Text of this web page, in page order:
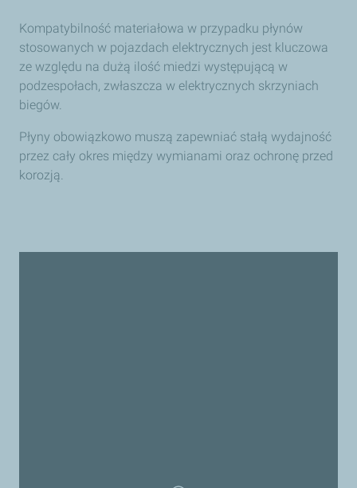
Kompatybilność materiałowa w przypadku płynów
stosowanych w pojazdach elektrycznych jest kluczowa
ze względu na dużą ilość miedzi występującą w
podzespołach, zwłaszcza w elektrycznych skrzyniach
biegów.
Płyny obowiązkowo muszą zapewniać stałą wydajność
przez cały okres między wymianami oraz ochronę przed
korozją.